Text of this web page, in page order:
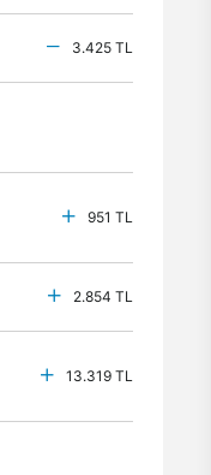
3.425 TL
951 TL
2.854 TL
13.319 TL